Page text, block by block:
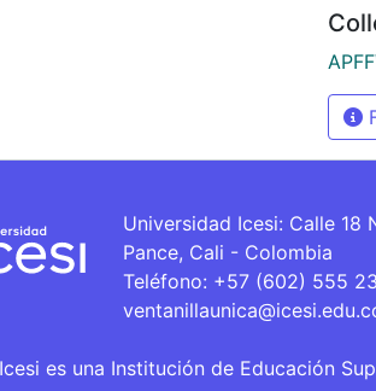
Universidad Icesi: Calle 18
Pance, Cali - Colombia
Teléfono: +57 (602) 555
es una Institución de Educación